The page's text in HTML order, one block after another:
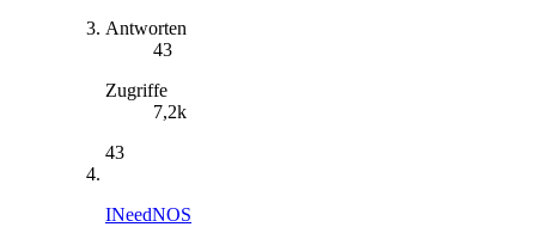
Antworten
43
Zugriffe
7,2k
43
INeedNOS